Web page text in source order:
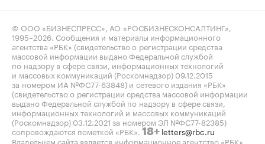
© ООО «БИЗНЕСПРЕСС», АО «РОСБИЗНЕСКОНСАЛТИНГ»,
1995–2026. Сообщения и материалы информационного
агентства «РБК» (свидетельство о регистрации средства
массовой информации выдано Федеральной службой
по надзору в сфере связи, информационных технологий
и массовых коммуникаций (Роскомнадзор) 09.12.2015
за номером ИА №ФС77-63848) и сетевого издания «РБК»
(свидетельство о регистрации средства массовой информации
выдано Федеральной службой по надзору в сфере связи,
информационных технологий и массовых коммуникаций
(Роскомнадзор) 03.12.2021 за номером ЭЛ №ФС77-82385)
сопровождаются пометкой «РБК». 18+ letters@rbc.ru
Владельцем сайта является информационное агентство «РБК».